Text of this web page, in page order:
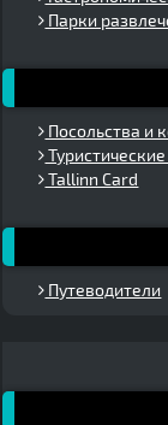
Парки
Посольства и
Tallinn Card
Путеводители